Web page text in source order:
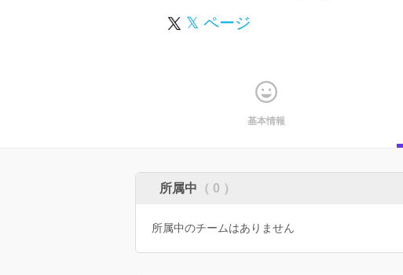
𝕏 ページ
基本情報
所属中 （ 0 ）
所属中のチームはありません